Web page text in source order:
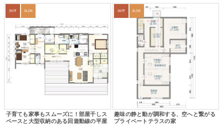
35坪 3LDK
子育ても家事もスムーズに！部屋干しス
ペースと大型収納のある回遊動線の平屋
36坪 3LDK
趣味の静と動が調和する、空へと繋がる
プライベートテラスの家